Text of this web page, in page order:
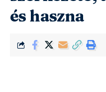
és haszna